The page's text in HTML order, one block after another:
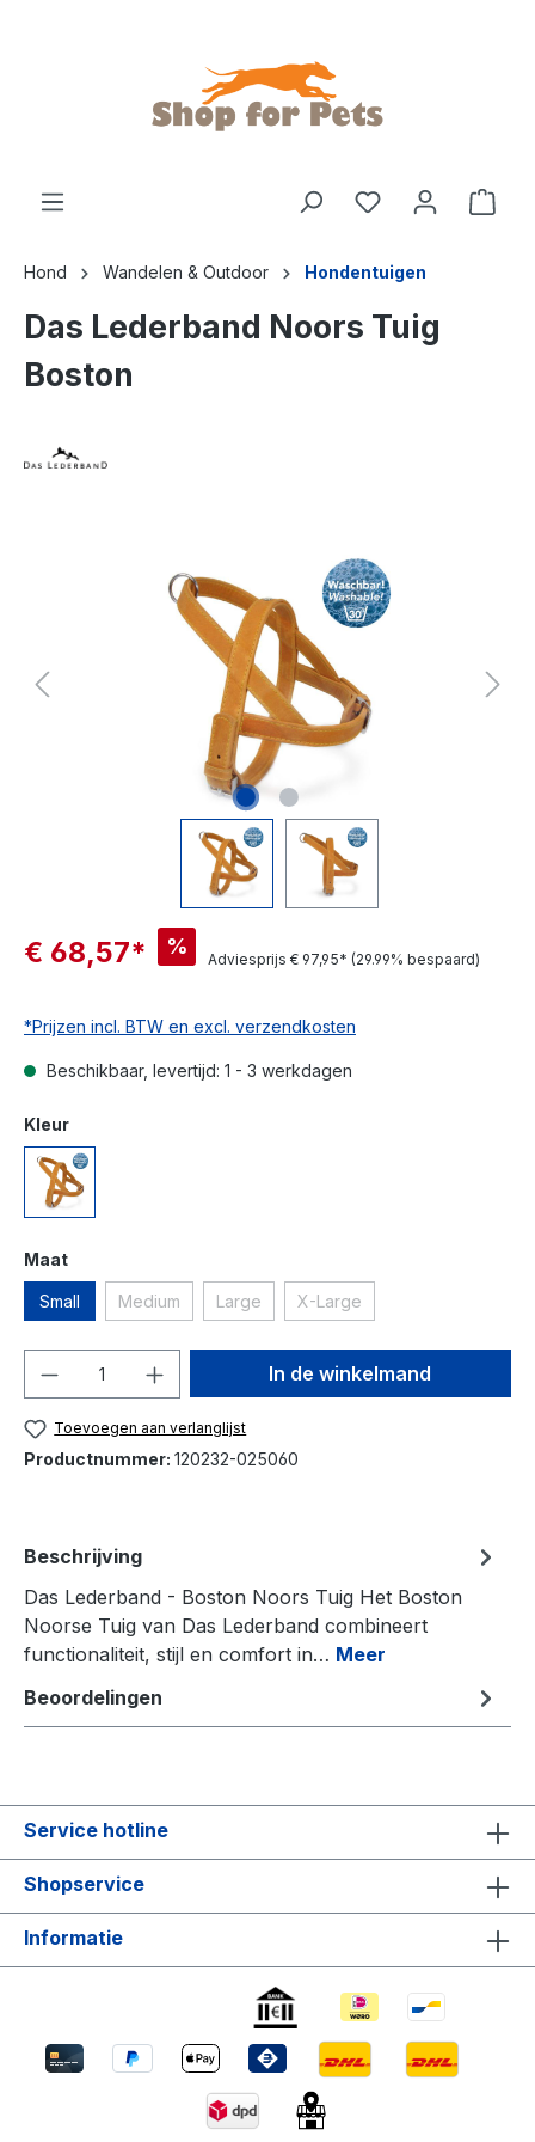
Hond Wandelen & Outdoor Hondentuigen
Das Lederband Noors Tuig
Boston
€ 68,57* %
Adviesprijs € 97,95* (29.99% bespaard)
*Prijzen incl. BTW en excl. verzendkosten
Beschikbaar, levertijd: 1 - 3 werkdagen
Kleur
Maat
Small Medium Large X-Large
In de winkelmand
Toevoegen aan verlanglijst
Productnummer: 120232-025060
Beschrijving
Das Lederband - Boston Noors Tuig Het Boston
Noorse Tuig van Das Lederband combineert
functionaliteit, stijl en comfort in… Meer
Beoordelingen
Service hotline
Shopservice
Informatie